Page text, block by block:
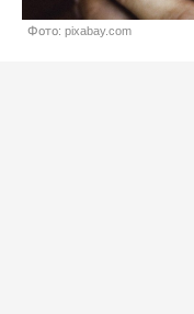
Фото: pixabay.com